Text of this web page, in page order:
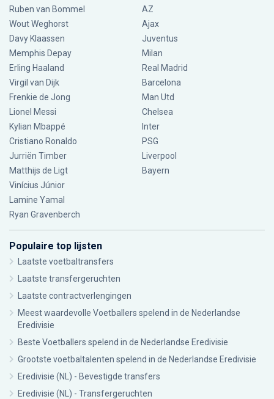
Ruben van Bommel
Wout Weghorst
Davy Klaassen
Memphis Depay
Erling Haaland
Virgil van Dijk
Frenkie de Jong
Lionel Messi
Kylian Mbappé
Cristiano Ronaldo
Jurriën Timber
Matthijs de Ligt
Vinícius Júnior
Lamine Yamal
Ryan Gravenberch
AZ
Ajax
Juventus
Milan
Real Madrid
Barcelona
Man Utd
Chelsea
Inter
PSG
Liverpool
Bayern
Populaire top lijsten
Laatste voetbaltransfers
Laatste transfergeruchten
Laatste contractverlengingen
Meest waardevolle Voetballers spelend in de Nederlandse
Eredivisie
Beste Voetballers spelend in de Nederlandse Eredivisie
Grootste voetbaltalenten spelend in de Nederlandse Eredivisie
Eredivisie (NL) - Bevestigde transfers
Eredivisie (NL) - Transfergeruchten